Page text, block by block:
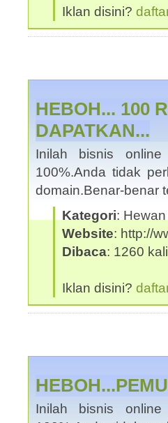
Iklan disini?
HEBOH... 100
DAPATKAN...
Inilah bisnis online
100%.Anda tidak
domain.Benar-benar
Kategori: Hewan
Website: http://
Dibaca: 1260 kali
Iklan disini?
Inilah bisnis online